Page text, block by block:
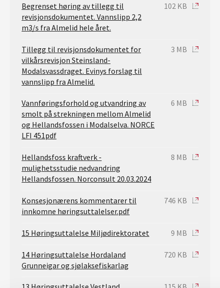
Begrenset høring av tillegg til
revisjonsdokumentet. Vannslipp 2,2
m3/s fra Almelid hele året.
102 KB
Tillegg til revisjonsdokumentet for
vilkårsrevisjon Steinsland-
Modalsvassdraget. Evinys forslag til
vannslipp fra Almelid.
3 MB
Vannføringsforhold og utvandring av
smolt på strekningen mellom Almelid
og Hellandsfossen i Modalselva. NORCE
LFI 451pdf
6 MB
Hellandsfoss kraftverk -
mulighetsstudie nedvandring
Hellandsfossen. Norconsult 20.03.2024
8 MB
Konsesjonærens kommentarer til
innkomne høringsuttalelser.pdf
746 KB
15 Høringsuttalelse Miljødirektoratet 9 MB
14 Høringsuttalelse Hordaland
Grunneigar og sjølaksefiskarlag
720 KB